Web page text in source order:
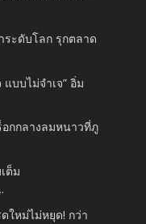
ระดับโลก รุกตลาด
บบไม่จำเจ” อิ่ม
อกกลางลมหนาวที่ภู
ต็ม
ใหม่ไม่หยุด! กว่า